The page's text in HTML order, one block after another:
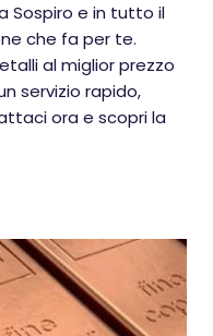
Sospiro e in tutto il
che fa per te.
al miglior prezzo
servizio rapido,
ora e scopri la